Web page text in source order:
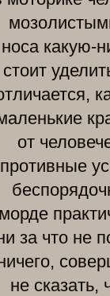
носа какую-
стоит
от
противные
морде
за что не
не сказать,